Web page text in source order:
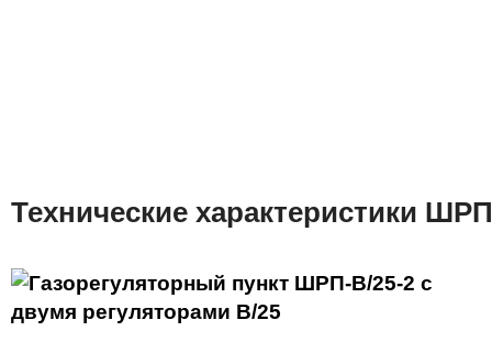
Технические характеристики